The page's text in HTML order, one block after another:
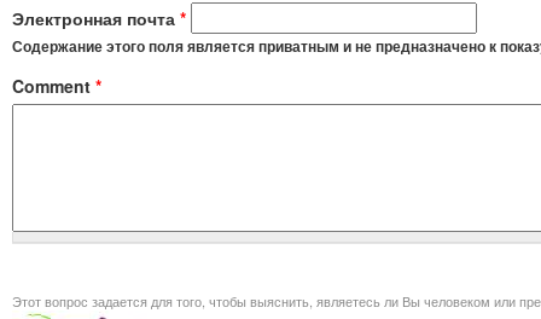
Электронная почта *
Содержание этого поля является приватным и не предназначено к
Comment *
Этот вопрос задается для того,